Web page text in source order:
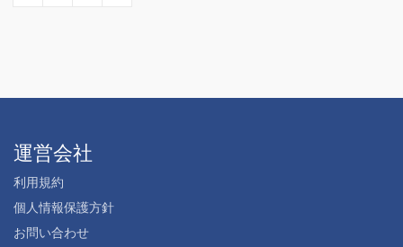
運営会社
利用規約
個人情報保護方針
お問い合わせ